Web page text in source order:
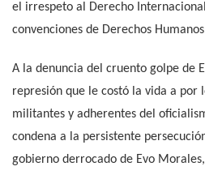
el irrespeto al Derecho
convenciones de Derechos
A la denuncia del cruento golpe de
represión que le costó la vida a por
militantes y adherentes del
condena a la persistente
gobierno derrocado de Evo